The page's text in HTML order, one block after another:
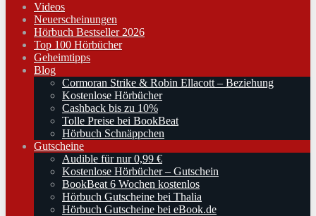
Videos
Neuerscheinungen
Hörbuch Bestseller 2026
Top 100 Hörbücher
Geheimtipps
Blog
Cormoran Strike & Robin Ellacott – Beziehung
Kostenlose Hörbücher
Cashback bis zu 10%
Tolle Preise bei BookBeat
Hörbuch Schnäppchen
Gutscheine
Audible für nur 0,99 €
Kostenlose Hörbücher – Gutschein
BookBeat 6 Wochen kostenlos
Hörbuch Gutscheine bei Thalia
Hörbuch Gutscheine bei eBook.de